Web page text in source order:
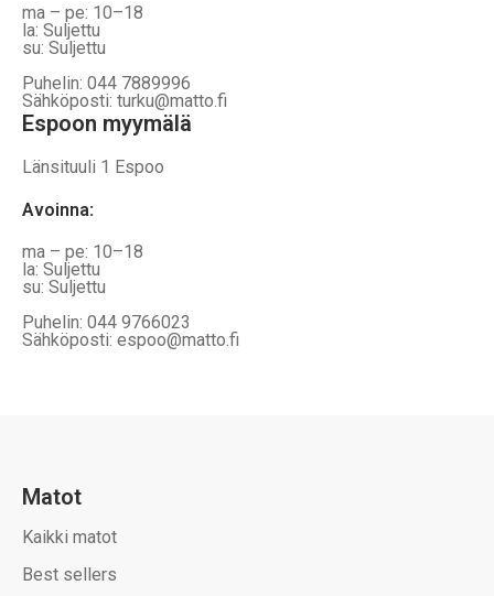
ma – pe: 10–18
la: Suljettu
su: Suljettu
Puhelin: 044 7889996
Sähköposti: turku@matto.fi
Espoon myymälä
Länsituuli 1 Espoo
Avoinna:
ma – pe: 10–18
la: Suljettu
su: Suljettu
Puhelin: 044 9766023
Sähköposti: espoo@matto.fi
Matot
Kaikki matot
Best sellers